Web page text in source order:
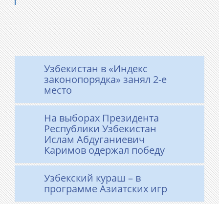
Узбекистан в «Индекс
законопорядка» занял 2-е
место
На выборах Президента
Республики Узбекистан
Ислам Абдуганиевич
Каримов одержал победу
Узбекский кураш – в
программе Азиатских игр